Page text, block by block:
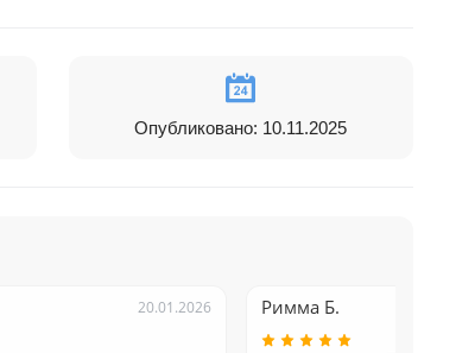
Опубликовано: 10.11.2025
20.01.2026 Римма Б.